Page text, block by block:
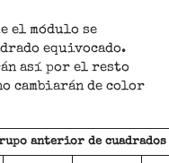
el módulo se
equivocado.
así por el resto
cambiarán de color
anterior de cuadrados